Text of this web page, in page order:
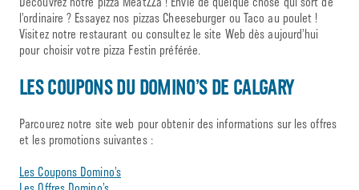
l’ordinaire ? Essayez nos pizzas Cheeseburger ou Taco au poulet !
Visitez notre restaurant ou consultez le site Web dès aujourd’hui
pour choisir votre pizza Festin préférée.
LES COUPONS DU DOMINO’S DE CALGARY
Parcourez notre site web pour obtenir des informations sur les offres
et les promotions suivantes :
Les Coupons Domino’s